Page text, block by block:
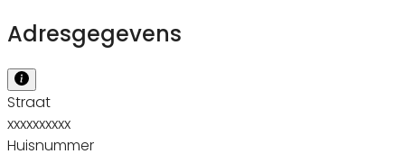
Adresgegevens
Straat
xxxxxxxxxx
Huisnummer